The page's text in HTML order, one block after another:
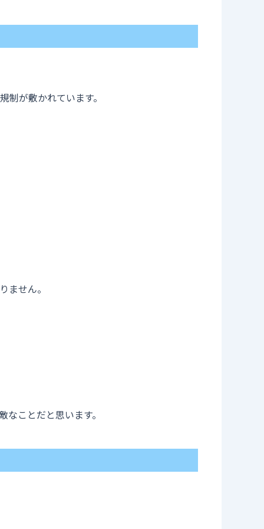
が敷かれています。
ません。
ことだと思います。